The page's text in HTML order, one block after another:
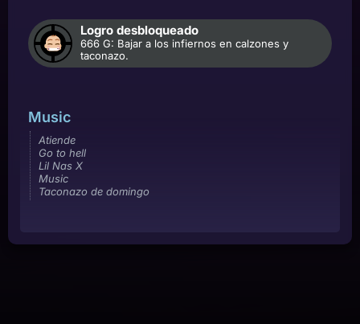
Logro desbloqueado
666 G: Bajar a los infiernos en calzones y
taconazo.
Music
Atiende
Go to hell
Lil Nas X
Music
Taconazo de domingo